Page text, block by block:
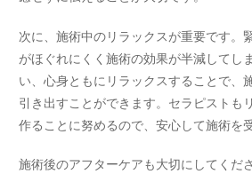
次に、施術中のリラックスが重要です。
がほぐれにくく施術の効果が半減してし
い、心身ともにリラックスすることで、
引き出すことができます。セラピストも
作ることに努めるので、安心して施術を
施術後のアフターケアも大切にしてくだ